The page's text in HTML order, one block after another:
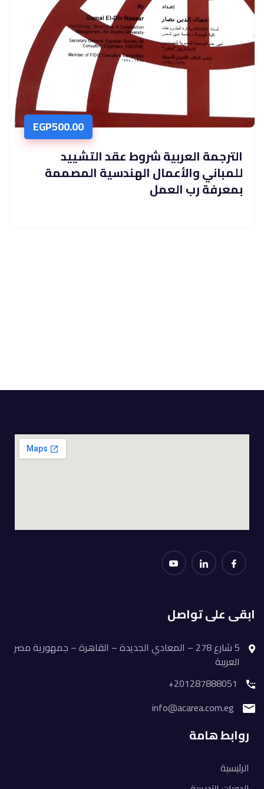
EGP500.00
الترجمة العربية شروط عقد التشييد
للمباني والأعمال الهندسية المصممة
بمعرفة رب العمل
ابقى على تواصل
5 شارع 278 – المعادي الجديدة – القاهرة – جمهورية مصر
العربية
201287888051+
info@acarea.com.eg
روابط هامة
الرئيسية